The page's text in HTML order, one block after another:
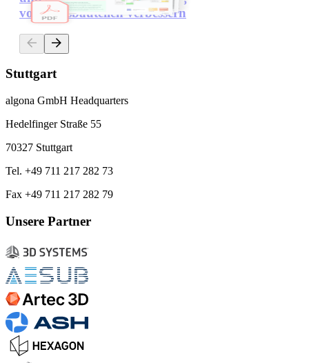
von Gussbauteilen verbessern
Stuttgart
algona GmbH Headquarters
Hedelfinger Straße 55
70327 Stuttgart
Tel. +49 711 217 282 73
Fax +49 711 217 282 79
Unsere Partner